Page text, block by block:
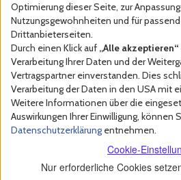
Optimierung dieser Seite, zur
Nutzungsgewohnheiten und für
Drittanbieterseiten.
Durch einen Klick auf „Alle akzeptieren“
Verarbeitung Ihrer Daten und der
Vertragspartner einverstanden. Dies
Verarbeitung der Daten in den USA mit
Weitere Informationen über die
Auswirkungen Ihrer Einwilligung, können
Datenschutzerklärung entnehmen.
Cookie-
Nur erforderliche Cookies